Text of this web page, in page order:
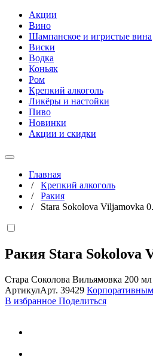
Акции
Вино
Шампанское и игристые вина
Виски
Водка
Коньяк
Ром
Крепкий алкоголь
Ликёры и настойки
Пиво
Новинки
Акции и скидки
Главная
/ Крепкий алкоголь
/ Ракия
/ Stara Sokolova Viljamovka
Ракия Stara Sokolova
Стара Соколова Вильямовка 200 мл
АртикулАрт. 39429
В избранное Поделиться